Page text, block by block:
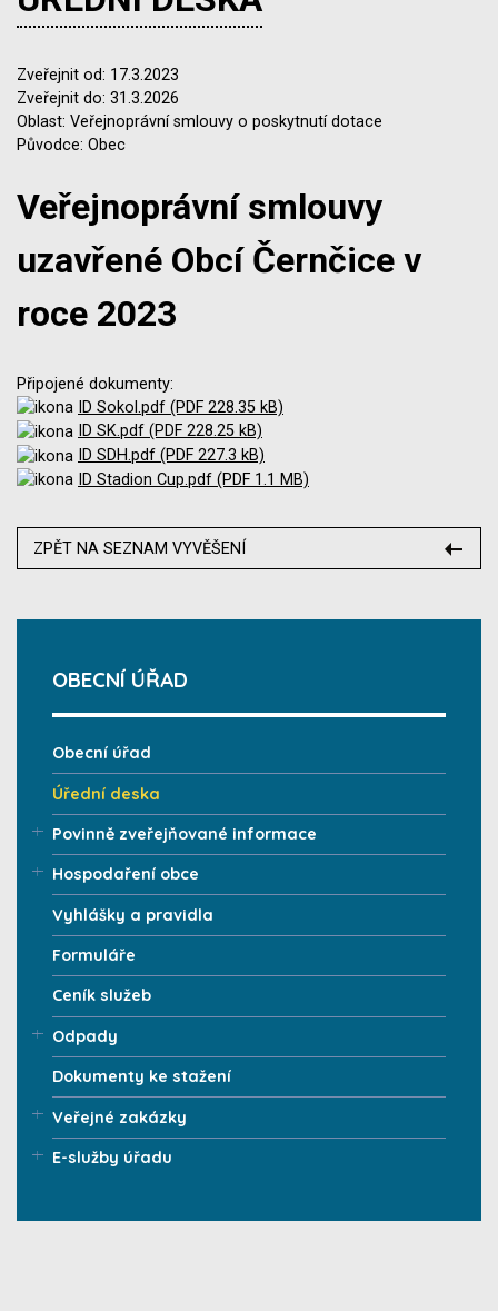
Zveřejnit od: 17.3.2023
Zveřejnit do: 31.3.2026
Oblast: Veřejnoprávní smlouvy o poskytnutí dotace
Původce: Obec
Veřejnoprávní smlouvy
uzavřené Obcí Černčice v
roce 2023
Připojené dokumenty:
ID Sokol.pdf (PDF 228.35 kB)
ID SK.pdf (PDF 228.25 kB)
ID SDH.pdf (PDF 227.3 kB)
ID Stadion Cup.pdf (PDF 1.1 MB)
ZPĚT NA SEZNAM VYVĚŠENÍ
OBECNÍ ÚŘAD
Obecní úřad
Úřední deska
Povinně zveřejňované informace
Hospodaření obce
Vyhlášky a pravidla
Formuláře
Ceník služeb
Odpady
Dokumenty ke stažení
Veřejné zakázky
E-služby úřadu